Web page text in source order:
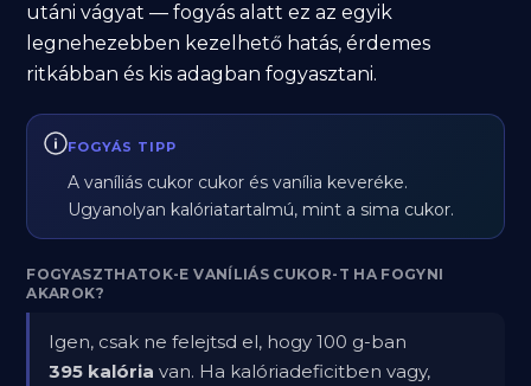
utáni vágyat — fogyás alatt ez az egyik
legnehezebben kezelhető hatás, érdemes
ritkábban és kis adagban fogyasztani.
FOGYÁS TIPP
A vaníliás cukor cukor és vanília keveréke.
Ugyanolyan kalóriatartalmú, mint a sima cukor.
FOGYASZTHATOK-E VANÍLIÁS CUKOR-T HA FOGYNI
AKAROK?
Igen, csak ne felejtsd el, hogy 100 g-ban
395 kalória van. Ha kalóriadeficitben vagy,